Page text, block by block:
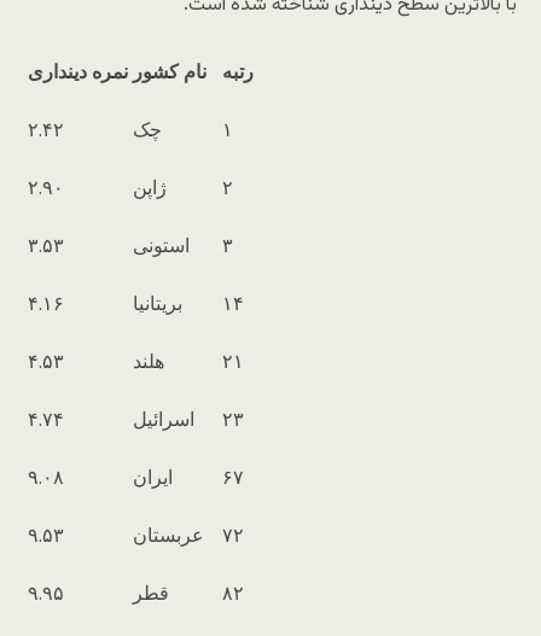
رتبه نام کشور نمره دینداری
۱ چک ۲.۴۲
۲ ژاپن ۲.۹۰
۳ استونی ۳.۵۳
۱۴ بریتانیا ۴.۱۶
۲۱ هلند ۴.۵۳
۲۳ اسرائیل ۴.۷۴
۶۷ ایران ۹.۰۸
۷۲ عربستان ۹.۵۳
۸۲ قطر ۹.۹۵